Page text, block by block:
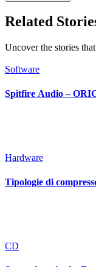
Related
Uncover the stories
Software
Spitfire Audio –
Hardware
Tipologie di
CD